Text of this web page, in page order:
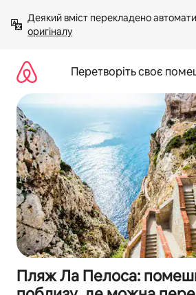
вмісту
Деякий вміст перекладено
оригіналу
Перетворіть своє
Пляж Ла Пелоса: